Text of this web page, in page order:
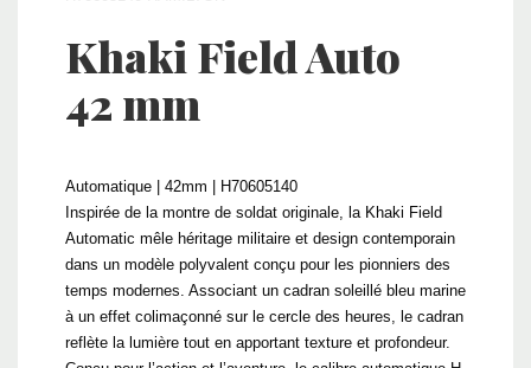
Khaki FieldAuto
42 mm
Automatique | 42mm | H70605140
Inspirée de la montre de soldat originale, la Khaki Field
Automatic mêle héritage militaire et design contemporain
dans un modèle polyvalent conçu pour les pionniers des
temps modernes. Associant un cadran soleillé bleu marine
à un effet colimaçonné sur le cercle des heures, le cadran
reflète la lumière tout en apportant texture et profondeur.